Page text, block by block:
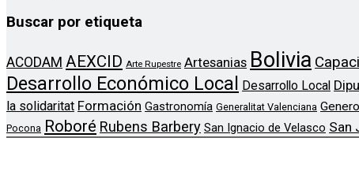
Buscar por etiqueta
ACODAM AEXCID Arte Rupestre Artesanias Bolivia
Desarrollo Económico Local Desarrollo Local
la solidaritat Formación Gastronomía Generalitat Valenciana Genero
Pocona Roboré Rubens Barbery San Ignacio de Velasco San